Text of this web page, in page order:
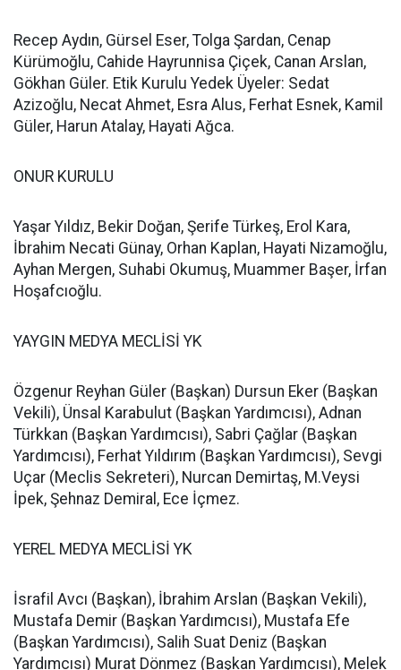
Recep Aydın, Gürsel Eser, Tolga Şardan, Cenap
Kürümoğlu, Cahide Hayrunnisa Çiçek, Canan Arslan,
Gökhan Güler. Etik Kurulu Yedek Üyeler: Sedat
Azizoğlu, Necat Ahmet, Esra Alus, Ferhat Esnek, Kamil
Güler, Harun Atalay, Hayati Ağca.
ONUR KURULU
Yaşar Yıldız, Bekir Doğan, Şerife Türkeş, Erol Kara,
İbrahim Necati Günay, Orhan Kaplan, Hayati Nizamoğlu,
Ayhan Mergen, Suhabi Okumuş, Muammer Başer, İrfan
Hoşafcıoğlu.
YAYGIN MEDYA MECLİSİ YK
Özgenur Reyhan Güler (Başkan) Dursun Eker (Başkan
Vekili), Ünsal Karabulut (Başkan Yardımcısı), Adnan
Türkkan (Başkan Yardımcısı), Sabri Çağlar (Başkan
Yardımcısı), Ferhat Yıldırım (Başkan Yardımcısı), Sevgi
Uçar (Meclis Sekreteri), Nurcan Demirtaş, M.Veysi
İpek, Şehnaz Demiral, Ece İçmez.
YEREL MEDYA MECLİSİ YK
İsrafil Avcı (Başkan), İbrahim Arslan (Başkan Vekili),
Mustafa Demir (Başkan Yardımcısı), Mustafa Efe
(Başkan Yardımcısı), Salih Suat Deniz (Başkan
Yardımcısı) Murat Dönmez (Başkan Yardımcısı), Melek